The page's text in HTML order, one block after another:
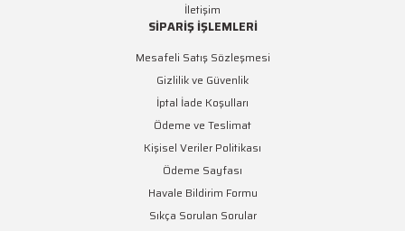
İletişim
SİPARİŞ İŞLEMLERİ
Mesafeli Satış Sözleşmesi
Gizlilik ve Güvenlik
İptal İade Koşulları
Ödeme ve Teslimat
Kişisel Veriler Politikası
Ödeme Sayfası
Havale Bildirim Formu
Sıkça Sorulan Sorular